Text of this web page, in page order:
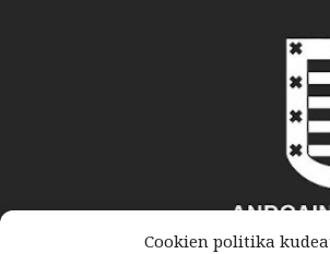
Cookien politika